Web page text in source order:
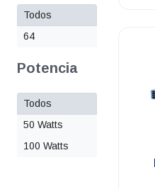
Todos
64
Potencia
Todos
50 Watts
100 Watts